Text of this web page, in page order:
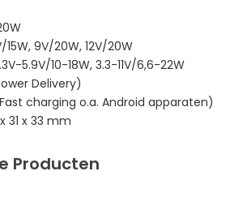
9V/20W, 12V/20W
5.9V/10-18W, 3.3-11V/6,6-22W
Delivery)
charging o.a. Android apparaten)
31 x 33 mm
Producten